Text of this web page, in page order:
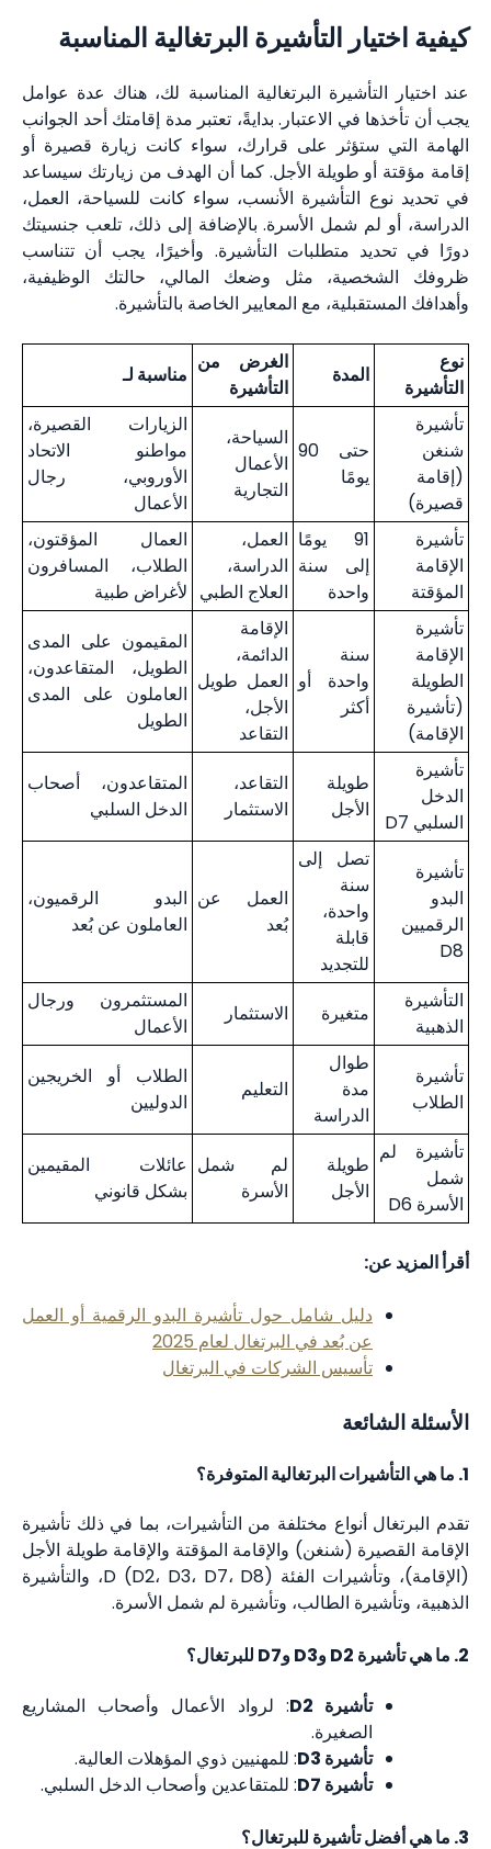
كيفية اختيار التأشيرة البرتغالية المناسبة
عند اختيار التأشيرة البرتغالية المناسبة لك، هناك عدة عوامل
يجب أن تأخذها في الاعتبار. بدايةً، تعتبر مدة إقامتك أحد الجوانب
الهامة التي ستؤثر على قرارك، سواء كانت زيارة قصيرة أو
إقامة مؤقتة أو طويلة الأجل. كما أن الهدف من زيارتك سيساعد
في تحديد نوع التأشيرة الأنسب، سواء كانت للسياحة، العمل،
الدراسة، أو لم شمل الأسرة. بالإضافة إلى ذلك، تلعب جنسيتك
دورًا في تحديد متطلبات التأشيرة. وأخيرًا، يجب أن تتناسب
ظروفك الشخصية، مثل وضعك المالي، حالتك الوظيفية،
وأهدافك المستقبلية، مع المعايير الخاصة بالتأشيرة.
نوع
التأشيرة
المدة
الغرض من
التأشيرة
مناسبة لـ
تأشيرة
شنغن
(إقامة
قصيرة)
حتى 90
يومًا
السياحة،
الأعمال
التجارية
الزيارات القصيرة،
مواطنو الاتحاد
الأوروبي، رجال
الأعمال
تأشيرة
الإقامة
المؤقتة
91 يومًا
إلى سنة
واحدة
العمل،
الدراسة،
العلاج الطبي
العمال المؤقتون،
الطلاب، المسافرون
لأغراض طبية
تأشيرة
الإقامة
الطويلة
(تأشيرة
الإقامة)
سنة
واحدة أو
أكثر
الإقامة
الدائمة،
العمل طويل
الأجل،
التقاعد
المقيمون على المدى
الطويل، المتقاعدون،
العاملون على المدى
الطويل
تأشيرة
الدخل
السلبي D7
طويلة
الأجل
التقاعد،
الاستثمار
المتقاعدون، أصحاب
الدخل السلبي
تأشيرة
البدو
الرقميين
D8
تصل إلى
سنة
واحدة،
قابلة
للتجديد
العمل عن
بُعد
البدو الرقميون،
العاملون عن بُعد
التأشيرة
الذهبية
متغيرة الاستثمار
المستثمرون ورجال
الأعمال
تأشيرة
الطلاب
طوال
مدة
الدراسة
التعليم
الطلاب أو الخريجين
الدوليين
تأشيرة لم
شمل
الأسرة D6
طويلة
الأجل
لم شمل
الأسرة
عائلات المقيمين
بشكل قانوني
أقرأ المزيد عن:
دليل شامل حول تأشيرة البدو الرقمية أو العمل
عن بُعد في البرتغال لعام 2025
تأسيس الشركات في البرتغال
الأسئلة الشائعة
1. ما هي التأشيرات البرتغالية المتوفرة؟
تقدم البرتغال أنواع مختلفة من التأشيرات، بما في ذلك تأشيرة
الإقامة القصيرة (شنغن) والإقامة المؤقتة والإقامة طويلة الأجل
(الإقامة)، وتأشيرات الفئة D (D2، D3، D7، D8)، والتأشيرة
الذهبية، وتأشيرة الطالب، وتأشيرة لم شمل الأسرة.
2. ما هي تأشيرة D2 وD3 وD7 للبرتغال؟
تأشيرة D2
: لرواد الأعمال وأصحاب المشاريع
الصغيرة.
تأشيرة D3
: للمهنيين ذوي المؤهلات العالية.
تأشيرة D7
: للمتقاعدين وأصحاب الدخل السلبي.
3. ما هي أفضل تأشيرة للبرتغال؟